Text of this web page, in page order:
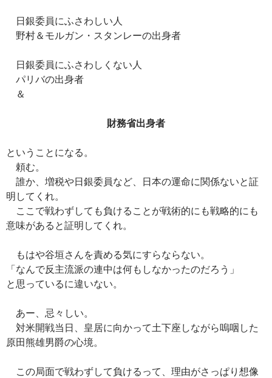
日銀委員にふさわしい人
野村＆モルガン・スタンレーの出身者
日銀委員にふさわしくない人
パリバの出身者
＆
財務省出身者
ということになる。
頼む。
誰か、増税や日銀委員など、日本の運命に関係ないと証
明してくれ。
ここで戦わずしても負けることが戦術的にも戦略的にも
意味があると証明してくれ。
もはや谷垣さんを責める気にすらならない。
「なんで反主流派の連中は何もしなかったのだろう」
と思っているに違いない。
あー、忌々しい。
対米開戦当日、皇居に向かって土下座しながら嗚咽した
原田熊雄男爵の心境。
この局面で戦わずして負けるって、理由がさっぱり想像